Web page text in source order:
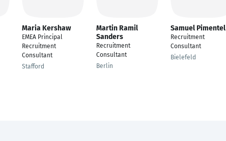
Maria Kershaw
EMEA Principal
Recruitment
Consultant
Stafford
Martin Ramil
Sanders
Recruitment
Consultant
Berlin
Samuel Pimentel
Recruitment
Consultant
Bielefeld